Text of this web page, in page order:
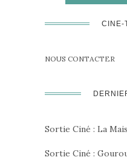
CINE-
NOUS CONTACTER
Sortie Ciné : La
Sortie Ciné :